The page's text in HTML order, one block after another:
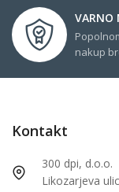
VARNO
nakup
Kontakt
300 dpi, d.o.o.
Likozarjeva